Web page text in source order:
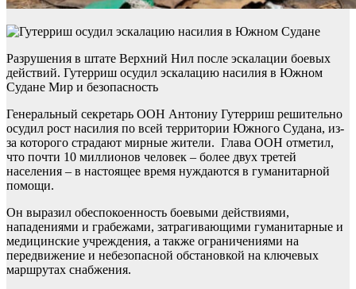
Разрушения в штате Верхний Нил после эскалации боевых
действий. Гутерриш осудил эскалацию насилия в Южном
Судане Мир и безопасность
Генеральный секретарь ООН Антониу Гутерриш решительно
осудил рост насилия по всей территории Южного Судана, из-
за которого страдают мирные жители. Глава ООН отметил,
что почти 10 миллионов человек – более двух третей
населения – в настоящее время нуждаются в гуманитарной
помощи.
Он выразил обеспокоенность боевыми действиями,
нападениями и грабежами, затрагивающими гуманитарные и
медицинские учреждения, а также ограничениями на
передвижение и небезопасной обстановкой на ключевых
маршрутах снабжения.